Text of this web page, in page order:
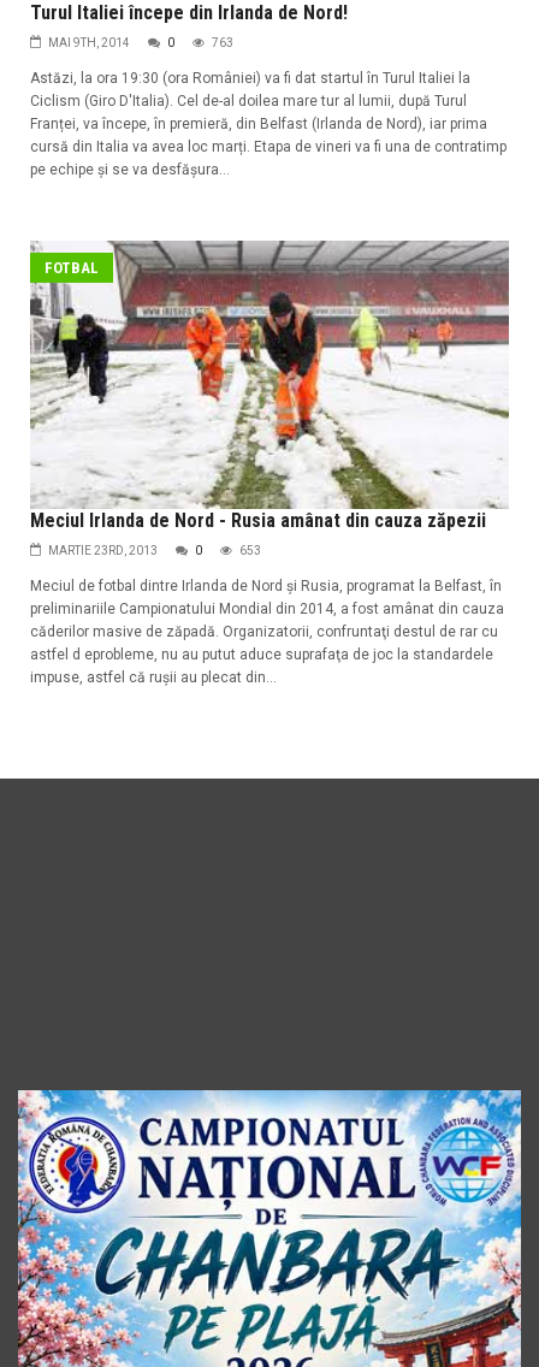
Turul Italiei începe din Irlanda de Nord!
MAI 9TH, 2014 0 763
Astăzi, la ora 19:30 (ora României) va fi dat startul în Turul Italiei la
Ciclism (Giro D'Italia). Cel de-al doilea mare tur al lumii, după Turul
Franței, va începe, în premieră, din Belfast (Irlanda de Nord), iar prima
cursă din Italia va avea loc marți. Etapa de vineri va fi una de contratimp
pe echipe și se va desfășura...
FOTBAL
Meciul Irlanda de Nord - Rusia amânat din cauza zăpezii
MARTIE 23RD, 2013 0 653
Meciul de fotbal dintre Irlanda de Nord şi Rusia, programat la Belfast, în
preliminariile Campionatului Mondial din 2014, a fost amânat din cauza
căderilor masive de zăpadă. Organizatorii, confruntaţi destul de rar cu
astfel d eprobleme, nu au putut aduce suprafaţa de joc la standardele
impuse, astfel că ruşii au plecat din...